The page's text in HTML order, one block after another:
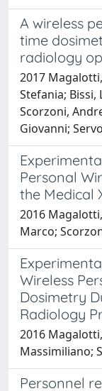
A wireless
time
radiology
2017
Stefania; Bissi,
Scorzoni,
Giovanni;
Personal
the Medical
2016
Marco;
Wireless
Dosimetry
Radiology
2016
Massimiliano;
Personnel